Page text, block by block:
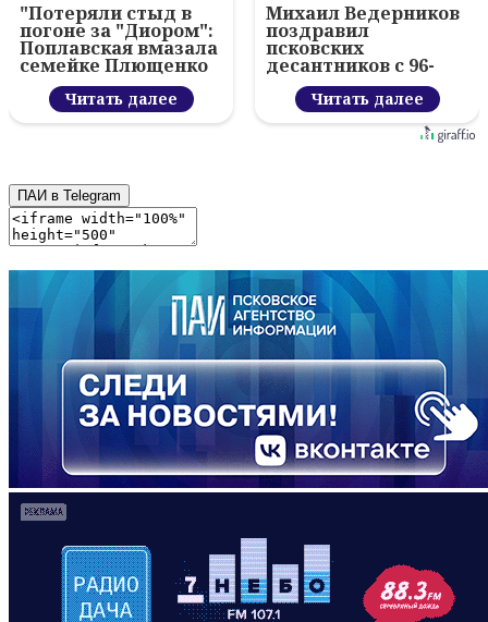
"Потеряли стыд в
погоне за "Диором":
Поплавская вмазала
семейке Плющенко
Читать далее
Михаил Ведерников
поздравил
псковских
десантников с 96-
летием ВДВ и
вручил награды
Читать далее
ПАИ в Telegram